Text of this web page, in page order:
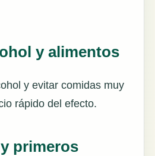
y alimentos
y evitar comidas muy
rápido del efecto.
primeros